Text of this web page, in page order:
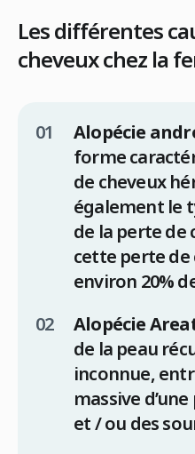
Les différentes
cheveux chez la
Alopécie
forme
de cheveux
également le
de la perte de
cette perte de
environ 20%
Alopécie
de la peau
inconnue,
massive
et / ou des